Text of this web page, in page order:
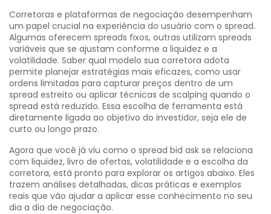
Corretoras e plataformas de negociação desempenham
um papel crucial na experiência do usuário com o spread.
Algumas oferecem spreads fixos, outras utilizam spreads
variáveis que se ajustam conforme a liquidez e a
volatilidade. Saber qual modelo sua corretora adota
permite planejar estratégias mais eficazes, como usar
ordens limitadas para capturar preços dentro de um
spread estreito ou aplicar técnicas de scalping quando o
spread está reduzido. Essa escolha de ferramenta está
diretamente ligada ao objetivo do investidor, seja ele de
curto ou longo prazo.
Agora que você já viu como o spread bid ask se relaciona
com liquidez, livro de ofertas, volatilidade e a escolha da
corretora, está pronto para explorar os artigos abaixo. Eles
trazem análises detalhadas, dicas práticas e exemplos
reais que vão ajudar a aplicar esse conhecimento no seu
dia a dia de negociação.